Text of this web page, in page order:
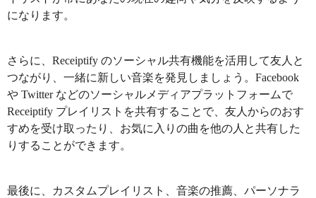
になります。
さらに、Receiptify のソーシャル共有機能を活用して友人と
つながり、一緒に新しい音楽を発見しましょう。Facebook
や Twitter などのソーシャルメディアプラットフォームで
Receiptify プレイリストを共有することで、友人からのおす
すめを受け取ったり、お気に入りの曲を他の人と共有した
りすることができます。
最後に、カスタムプレイリスト、音楽の推薦、パーソナラ